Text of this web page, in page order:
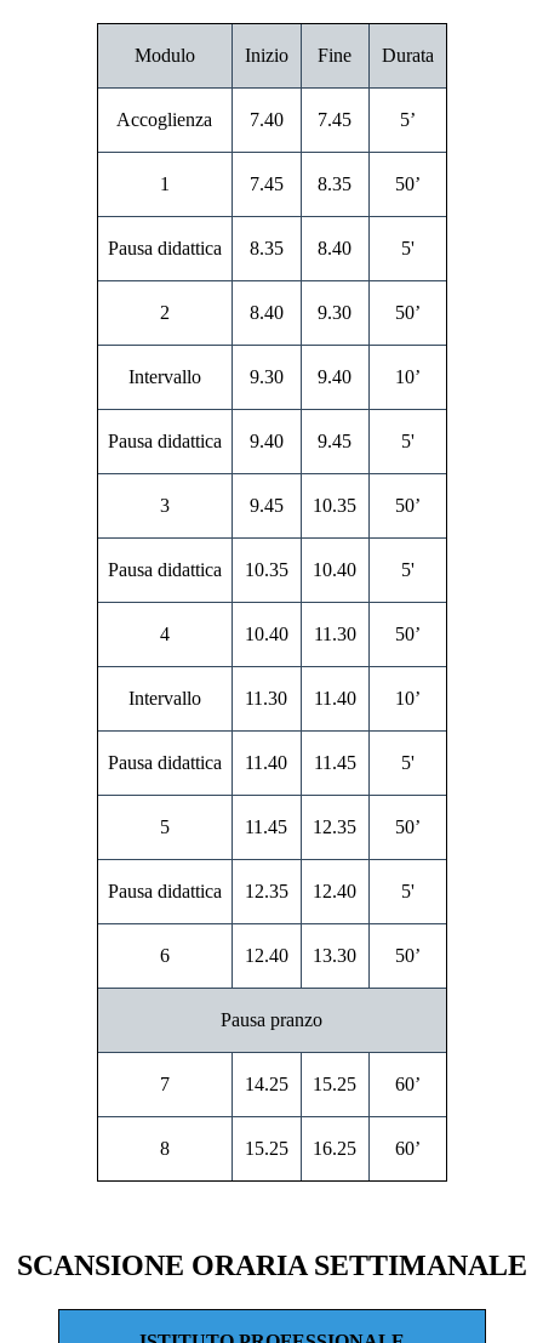
Modulo Inizio Fine Durata
Accoglienza 7.40 7.45 5’
1 7.45 8.35 50’
Pausa didattica 8.35 8.40 5'
2 8.40 9.30 50’
Intervallo 9.30 9.40 10’
Pausa didattica 9.40 9.45 5'
3 9.45 10.35 50’
Pausa didattica 10.35 10.40 5'
4 10.40 11.30 50’
Intervallo 11.30 11.40 10’
Pausa didattica 11.40 11.45 5'
5 11.45 12.35 50’
Pausa didattica 12.35 12.40 5'
6 12.40 13.30 50’
Pausa pranzo
7 14.25 15.25 60’
8 15.25 16.25 60’
SCANSIONE ORARIA SETTIMANALE